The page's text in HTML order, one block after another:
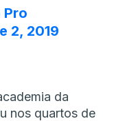
2, 2019
da
nos quartos de